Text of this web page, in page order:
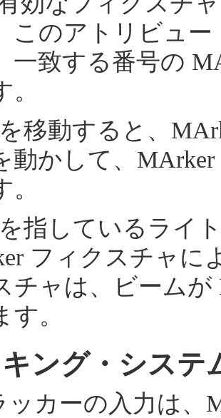
このアトリビュ
一致する番号の
移動すると、
動かして、
指しているライ
フィクスチャに
チャは、ビーム
す。
キング・シス
ッカーの入力は、